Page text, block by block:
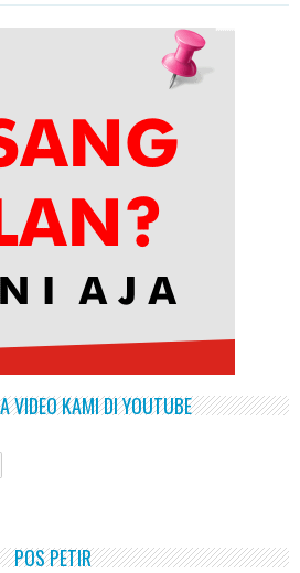
VIDEO KAMI DI YOUTUBE
POS PETIR